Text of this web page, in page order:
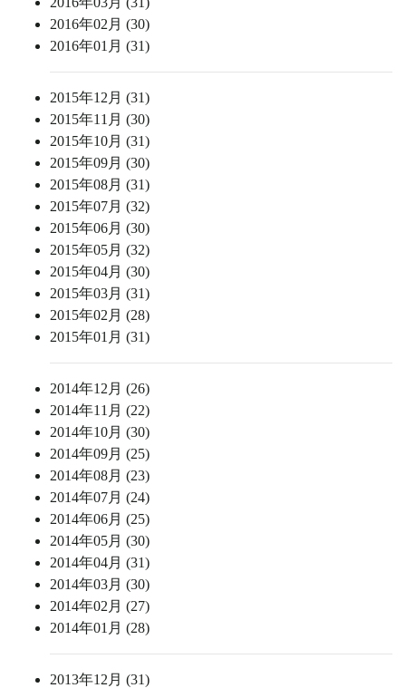
2016年02月 (30)
2016年01月 (31)
2015年12月 (31)
2015年11月 (30)
2015年10月 (31)
2015年09月 (30)
2015年08月 (31)
2015年07月 (32)
2015年06月 (30)
2015年05月 (32)
2015年04月 (30)
2015年03月 (31)
2015年02月 (28)
2015年01月 (31)
2014年12月 (26)
2014年11月 (22)
2014年10月 (30)
2014年09月 (25)
2014年08月 (23)
2014年07月 (24)
2014年06月 (25)
2014年05月 (30)
2014年04月 (31)
2014年03月 (30)
2014年02月 (27)
2014年01月 (28)
2013年12月 (31)